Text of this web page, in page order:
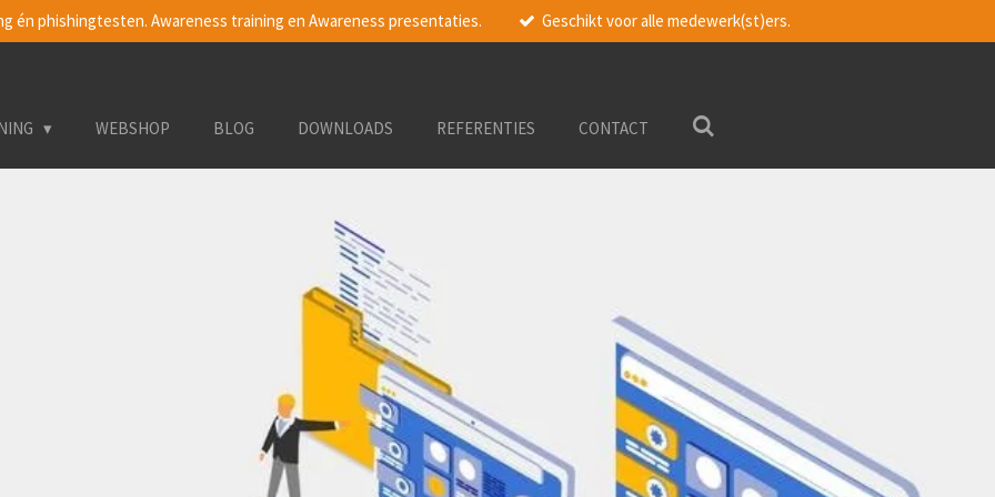
én phishingtesten. Awareness training en Awareness presentaties. Geschikt voor alle medewerk(st)ers.
WEBSHOP BLOG DOWNLOADS REFERENTIES CONTACT